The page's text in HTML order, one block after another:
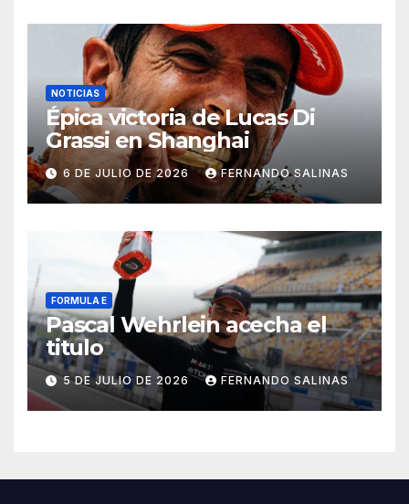
NOTICIAS
Épica victoria de Lucas Di
Grassi en Shanghai
6 DE JULIO DE 2026 FERNANDO SALINAS
FORMULA E
Pascal Wehrlein acecha el
titulo
5 DE JULIO DE 2026 FERNANDO SALINAS